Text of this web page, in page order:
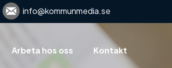
info@kommunmedia.se
Arbeta hos oss Kontakt